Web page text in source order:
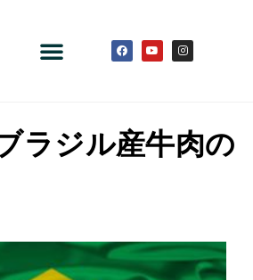
ラジル産牛肉の